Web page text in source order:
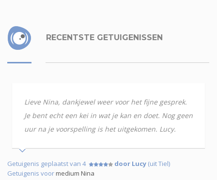
RECENTSTE GETUIGENISSEN
Lieve Nina, dankjewel weer voor het fijne gesprek.
Je bent echt een kei in wat je kan en doet. Nog geen
uur na je voorspelling is het uitgekomen. Lucy.
Getuigenis geplaatst van 4 door Lucy (uit Tiel)
Getuigenis voormedium Nina